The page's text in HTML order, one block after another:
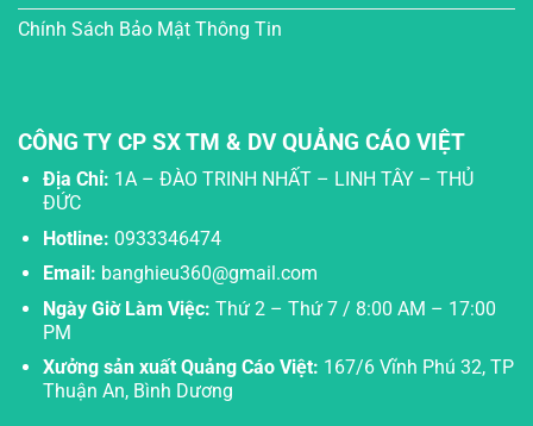
Chính Sách Bảo Mật Thông Tin
CÔNG TY CP SX TM & DV QUẢNG CÁO VIỆT
Địa Chỉ: 1A – ĐÀO TRINH NHẤT – LINH TÂY – THỦ
ĐỨC
Hotline: 0933346474
Email: banghieu360@gmail.com
Ngày Giờ Làm Việc: Thứ 2 – Thứ 7 / 8:00 AM – 17:00
PM
Xưởng sản xuất Quảng Cáo Việt: 167/6 Vĩnh Phú 32, TP
Thuận An, Bình Dương